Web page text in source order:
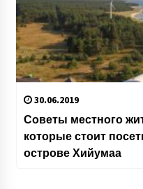
30.06.2019
Советы местного
которые стоит
острове Хийумаа